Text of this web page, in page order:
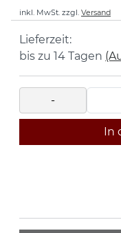
inkl. MwSt. zzgl. Versand
Lieferzeit:
bis zu 14 Tagen
-
In